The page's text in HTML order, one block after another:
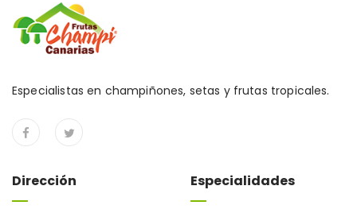
Especialistas en champiñones, setas y frutas tropicales.
Dirección Especialidades